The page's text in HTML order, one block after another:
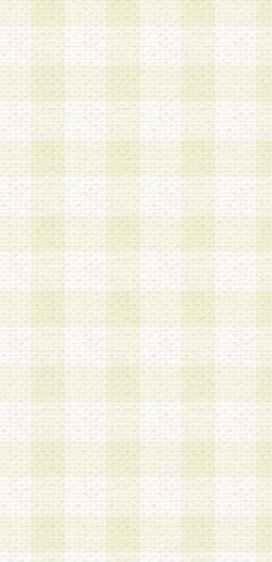
他原因の如何を問わず、一切
報
録情報に含まれる氏名・住所
を識別できる情報を当社が別
基づき適切に取り扱うものとし
以下の各号に定める目的に利
項以外の目的で個人情報を利
得たうえで利用するものとし
または運営
謝礼、景品、調査サンプル品
メール等の問い合わせなどへ
随する業務
を識別することのできる情報
諾なく第三者に開示すること
について第三者に開示または
の同意を得るものとします。
らず、当社は、以下の目的に